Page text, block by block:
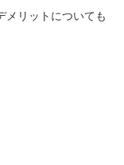
メリットについても